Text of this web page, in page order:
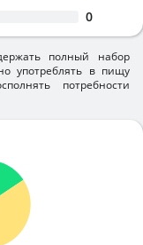
0
полный набор
употреблять в пищу
потребности